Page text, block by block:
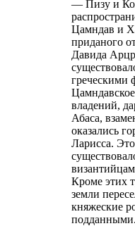
— Пизу и
Цамндав и
приданого
Давида
греческими
владений,
Абаса,
оказались
Ларисса.
Кроме этих
земли
княжеские
подданными.